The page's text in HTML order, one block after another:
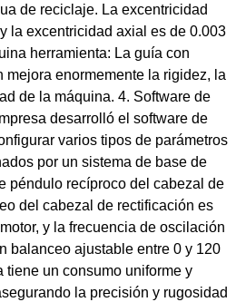
de reciclaje. La excentricidad
la excentricidad axial es de 0.003
herramienta: La guía con
mejora enormemente la rigidez, la
de la máquina. 4. Software de
desarrolló el software de
varios tipos de parámetros
por un sistema de base de
péndulo recíproco del cabezal de
del cabezal de rectificación es
y la frecuencia de oscilación
balanceo ajustable entre 0 y 120
tiene un consumo uniforme y
la precisión y rugosidad